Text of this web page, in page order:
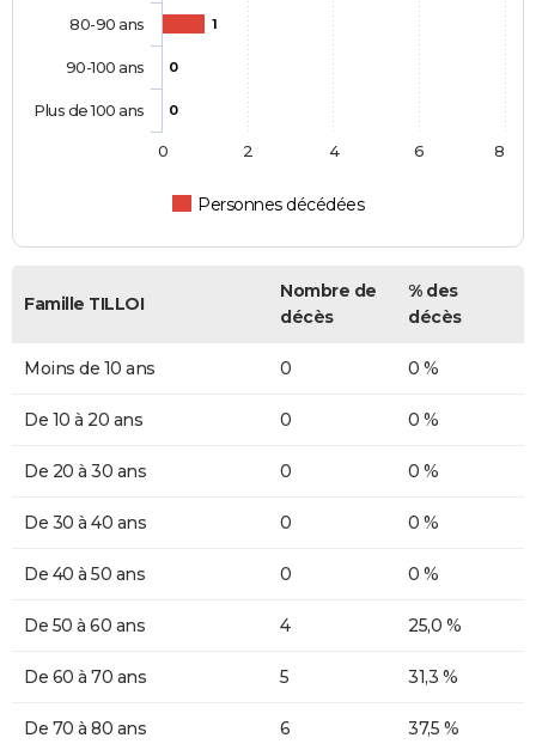
1
0
0
Personnes décédées
80-90 ans
90-100 ans
Plus de 100 ans
0 2 4 6 8
Famille TILLOI
Nombre de
décès
% des
décès
Moins de 10 ans 0 0 %
De 10 à 20 ans 0 0 %
De 20 à 30 ans 0 0 %
De 30 à 40 ans 0 0 %
De 40 à 50 ans 0 0 %
De 50 à 60 ans 4 25,0 %
De 60 à 70 ans 5 31,3 %
De 70 à 80 ans 6 37,5 %